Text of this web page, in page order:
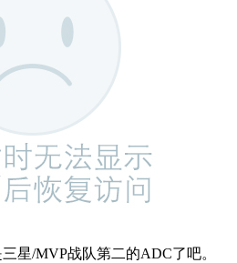
/MVP战队第二的ADC了吧。